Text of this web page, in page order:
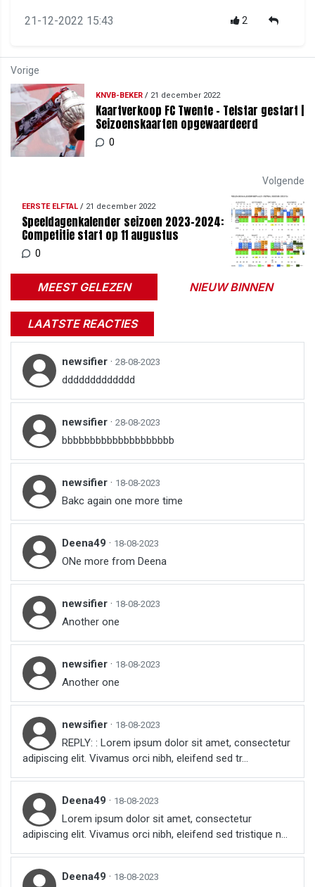
21-12-2022 15:43 2
Vorige
KNVB-BEKER/ 21 december 2022
Kaartverkoop FC Twente - Telstar gestart |
Seizoenskaarten opgewaardeerd
0
Volgende
EERSTE ELFTAL / 21 december 2022
Speeldagenkalender seizoen 2023-2024:
Competitie start op 11 augustus
0
MEEST GELEZEN NIEUW BINNEN
LAATSTE REACTIES
newsifier · 28-08-2023
ddddddddddddd
newsifier · 28-08-2023
bbbbbbbbbbbbbbbbbbbb
newsifier · 18-08-2023
Bakc again one more time
Deena49 · 18-08-2023
ONe more from Deena
newsifier · 18-08-2023
Another one
newsifier · 18-08-2023
Another one
newsifier · 18-08-2023
REPLY: : Lorem ipsum dolor sit amet, consectetur
adipiscing elit. Vivamus orci nibh, eleifend sed tr...
Deena49 · 18-08-2023
Lorem ipsum dolor sit amet, consectetur
adipiscing elit. Vivamus orci nibh, eleifend sed tristique n...
Deena49 · 18-08-2023